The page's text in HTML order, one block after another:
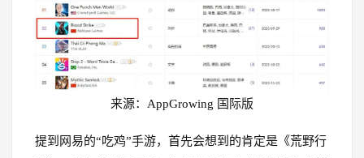
来源：AppGrowing 国际版
提到网易的“吃鸡”手游，首先会想到的肯定是《荒野行